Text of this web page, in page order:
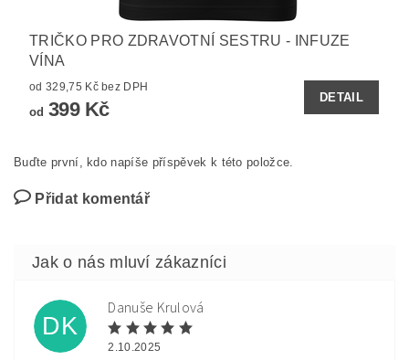
TRIČKO PRO ZDRAVOTNÍ SESTRU - INFUZE
VÍNA
od 329,75 Kč bez DPH
od 399 Kč
DETAIL
Buďte první, kdo napíše příspěvek k této položce.
Přidat komentář
DK
Danuše Krulová
2.10.2025